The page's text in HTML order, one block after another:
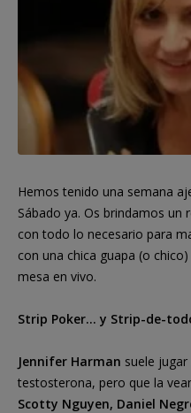
Hemos tenido una semana
Sábado ya. Os brindamos un
con todo lo necesario para
con una chica guapa (o
mesa en vivo.
Strip Poker... y Strip-de-
Jennifer Harman suele
testosterona, pero que la
Scotty Nguyen, Daniel